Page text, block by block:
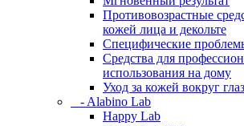
Противовозрастные
кожей лица и декольте
Специфические
Средства для
использования на дому
Уход за кожей вокруг глаз
- Alabino Lab
Happy Lab